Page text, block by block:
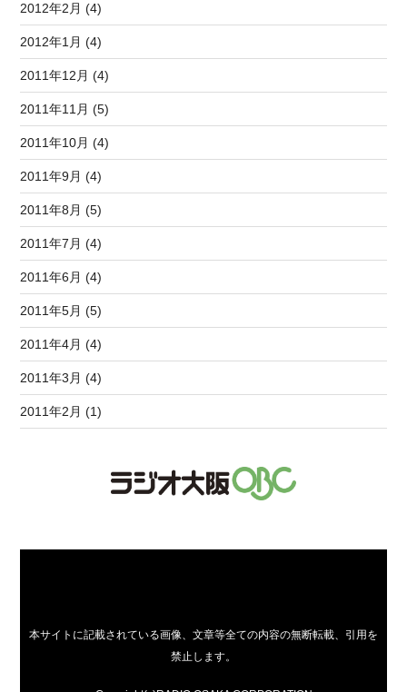
2012年2月 (4)
2012年1月 (4)
2011年12月 (4)
2011年11月 (5)
2011年10月 (4)
2011年9月 (4)
2011年8月 (5)
2011年7月 (4)
2011年6月 (4)
2011年5月 (5)
2011年4月 (4)
2011年3月 (4)
2011年2月 (1)
本サイトに記載されている画像、文章等全ての内容の無断転載、引用を
禁止します。